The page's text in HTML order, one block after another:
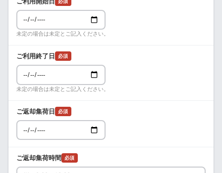
未定の場合は未定とご記入ください。
ご利用終了日 必須
未定の場合は未定とご記入ください。
ご返却集荷日 必須
ご返却集荷時間 必須